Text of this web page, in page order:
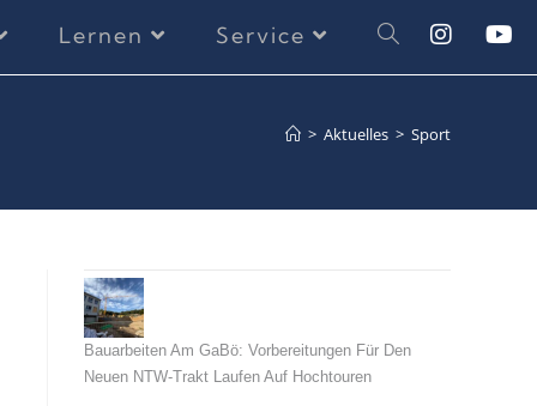
Lernen Service
> Aktuelles > Sport
Bauarbeiten Am GaBö: Vorbereitungen Für Den
Neuen NTW-Trakt Laufen Auf Hochtouren